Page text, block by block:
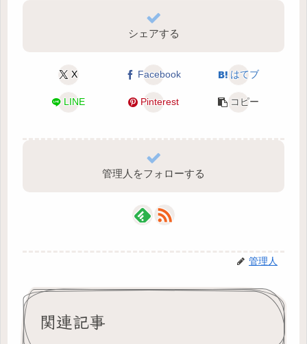
シェアする
X Facebook はてブ
LINE Pinterest コピー
管理人をフォローする
管理人
関連記事